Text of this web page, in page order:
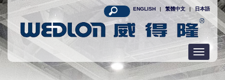
ENGLISH | 繁體中文 | 日本語
Toggle